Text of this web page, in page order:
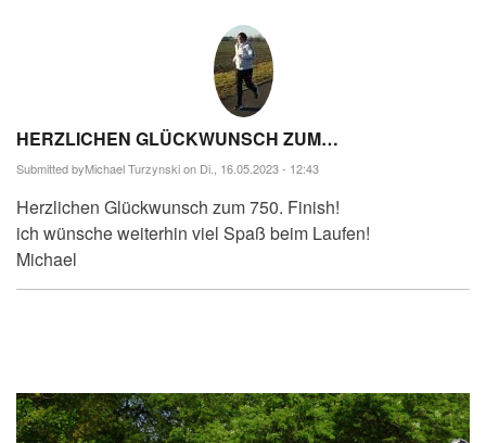
HERZLICHEN GLÜCKWUNSCH ZUM…
Submitted byMichael Turzynskion Di., 16.05.2023 - 12:43
Herzlichen Glückwunsch zum 750. Finish!
ich wünsche weiterhin viel Spaß beim Laufen!
Michael